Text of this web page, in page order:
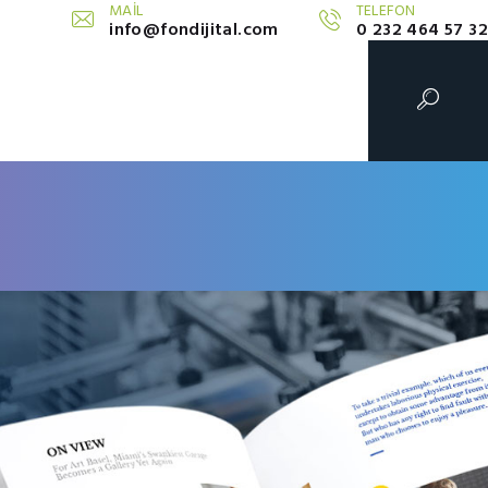
MAİL
info@fondijital.com
TELEFON
0 232 464 57 32